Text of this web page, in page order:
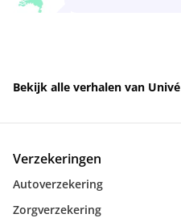
Bekijk alle verhalen van Univé
Verzekeringen
Autoverzekering
Zorgverzekering